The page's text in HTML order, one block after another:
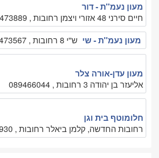
מעון נעמ''ת - דור
חיים סירני 48 אזורי ויצמן רחובות , 089473889
מעון נעמ''ת - שי ש''י 8 רחובות , 089473567
מעון עדן-אורה צלר
אליעזר בן יהודה 3 רחובות , 089466044
חלומוטף בית וגן
רחובות החדשה, קלמן ביאלר רחובות , 08-9363930